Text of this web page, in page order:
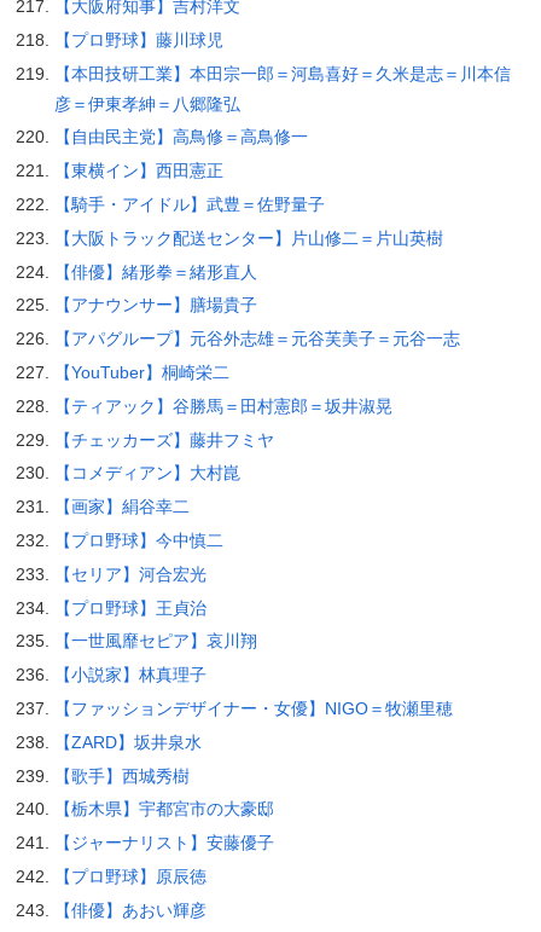
【大阪府知事】吉村洋文
【プロ野球】藤川球児
【本田技研工業】本田宗一郎＝河島喜好＝久米是志＝川本信
彦＝伊東孝紳＝八郷隆弘
【自由民主党】高鳥修＝高鳥修一
【東横イン】西田憲正
【騎手・アイドル】武豊＝佐野量子
【大阪トラック配送センター】片山修二＝片山英樹
【俳優】緒形拳＝緒形直人
【アナウンサー】膳場貴子
【アパグループ】元谷外志雄＝元谷芙美子＝元谷一志
【YouTuber】桐崎栄二
【ティアック】谷勝馬＝田村憲郎＝坂井淑晃
【チェッカーズ】藤井フミヤ
【コメディアン】大村崑
【画家】絹谷幸二
【プロ野球】今中慎二
【セリア】河合宏光
【プロ野球】王貞治
【一世風靡セピア】哀川翔
【小説家】林真理子
【ファッションデザイナー・女優】NIGO＝牧瀬里穂
【ZARD】坂井泉水
【歌手】西城秀樹
【栃木県】宇都宮市の大豪邸
【ジャーナリスト】安藤優子
【プロ野球】原辰徳
【俳優】あおい輝彦